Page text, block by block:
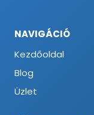
NAVIGÁCIÓ
Kezdőoldal
Blog
Üzlet